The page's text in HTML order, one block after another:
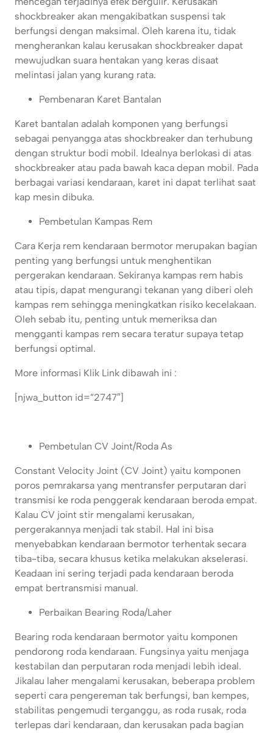
shockbreaker akan mengakibatkan suspensi tak
berfungsi dengan maksimal. Oleh karena itu, tidak
mengherankan kalau kerusakan shockbreaker dapat
mewujudkan suara hentakan yang keras disaat
melintasi jalan yang kurang rata.
Pembenaran Karet Bantalan
Karet bantalan adalah komponen yang berfungsi
sebagai penyangga atas shockbreaker dan terhubung
dengan struktur bodi mobil. Idealnya berlokasi di atas
shockbreaker atau pada bawah kaca depan mobil. Pada
berbagai variasi kendaraan, karet ini dapat terlihat saat
kap mesin dibuka.
Pembetulan Kampas Rem
Cara Kerja rem kendaraan bermotor merupakan bagian
penting yang berfungsi untuk menghentikan
pergerakan kendaraan. Sekiranya kampas rem habis
atau tipis, dapat mengurangi tekanan yang diberi oleh
kampas rem sehingga meningkatkan risiko kecelakaan.
Oleh sebab itu, penting untuk memeriksa dan
mengganti kampas rem secara teratur supaya tetap
berfungsi optimal.
More informasi Klik Link dibawah ini :
[njwa_button id=”2747″]
Pembetulan CV Joint/Roda As
Constant Velocity Joint (CV Joint) yaitu komponen
poros pemrakarsa yang mentransfer perputaran dari
transmisi ke roda penggerak kendaraan beroda empat.
Kalau CV joint stir mengalami kerusakan,
pergerakannya menjadi tak stabil. Hal ini bisa
menyebabkan kendaraan bermotor terhentak secara
tiba-tiba, secara khusus ketika melakukan akselerasi.
Keadaan ini sering terjadi pada kendaraan beroda
empat bertransmisi manual.
Perbaikan Bearing Roda/Laher
Bearing roda kendaraan bermotor yaitu komponen
pendorong roda kendaraan. Fungsinya yaitu menjaga
kestabilan dan perputaran roda menjadi lebih ideal.
Jikalau laher mengalami kerusakan, beberapa problem
seperti cara pengereman tak berfungsi, ban kempes,
stabilitas pengemudi terganggu, as roda rusak, roda
terlepas dari kendaraan, dan kerusakan pada bagian